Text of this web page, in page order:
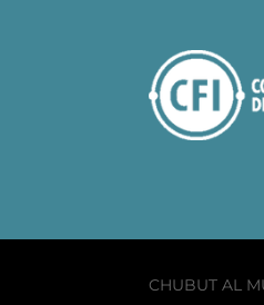
CHUBUT AL